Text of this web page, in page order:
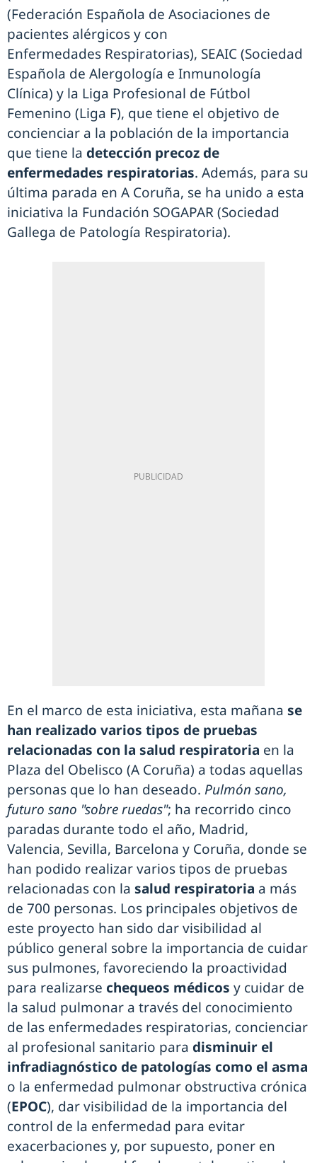
(Federación Española de Asociaciones de
pacientes alérgicos y con
Enfermedades Respiratorias), SEAIC (Sociedad
Española de Alergología e Inmunología
Clínica) y la Liga Profesional de Fútbol
Femenino (Liga F), que tiene el objetivo de
concienciar a la población de la importancia
que tiene la detección precoz de
enfermedades respiratorias. Además, para su
última parada en A Coruña, se ha unido a esta
iniciativa la Fundación SOGAPAR (Sociedad
Gallega de Patología Respiratoria).
En el marco de esta iniciativa, esta mañana se
han realizado varios tipos de pruebas
relacionadas con la salud respiratoria en la
Plaza del Obelisco (A Coruña) a todas aquellas
personas que lo han deseado. Pulmón sano,
futuro sano "sobre ruedas"; ha recorrido cinco
paradas durante todo el año, Madrid,
Valencia, Sevilla, Barcelona y Coruña, donde se
han podido realizar varios tipos de pruebas
relacionadas con la salud respiratoria a más
de 700 personas. Los principales objetivos de
este proyecto han sido dar visibilidad al
público general sobre la importancia de cuidar
sus pulmones, favoreciendo la proactividad
para realizarse chequeos médicos y cuidar de
la salud pulmonar a través del conocimiento
de las enfermedades respiratorias, concienciar
al profesional sanitario para disminuir el
infradiagnóstico de patologías como el asma
o la enfermedad pulmonar obstructiva crónica
(EPOC), dar visibilidad de la importancia del
control de la enfermedad para evitar
exacerbaciones y, por supuesto, poner en